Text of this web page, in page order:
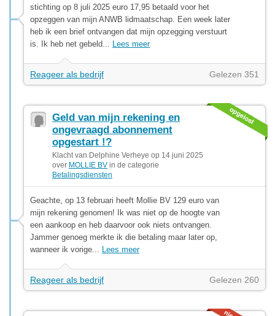
stichting op 8 juli 2025 euro 17,95 betaald voor het
opzeggen van mijn ANWB lidmaatschap. Een week later
heb ik een brief ontvangen dat mijn opzegging verstuurt
is. Ik heb net gebeld... Lees meer
Reageer als bedrijf Gelezen 351
Geld van mijn rekening en
ongevraagd abonnement
opgestart !?
Klacht van Delphine Verheye op 14 juni 2025
over MOLLIE BV in de categorie
Betalingsdiensten
Geachte, op 13 februari heeft Mollie BV 129 euro van
mijn rekening genomen! Ik was niet op de hoogte van
een aankoop en heb daarvoor ook niets ontvangen.
Jammer genoeg merkte ik die betaling maar later op,
wanneer ik vorige... Lees meer
Reageer als bedrijf Gelezen 260